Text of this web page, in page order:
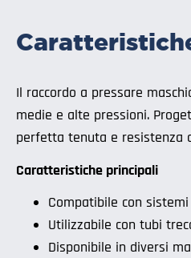
Il raccordo a pressare
medie e alte pressioni.
perfetta tenuta e resistenza
Caratteristiche principali
Compatibile con
Utilizzabile con tubi
Disponibile in diversi